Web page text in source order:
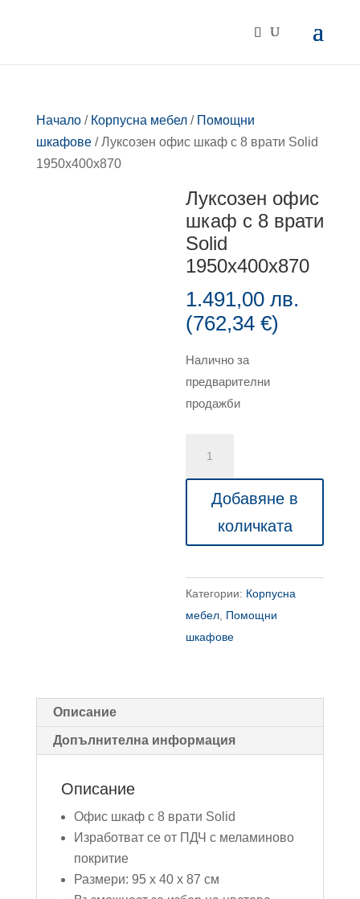
Начало/ Корпусна мебел/ Помощни
шкафове/ Луксозен офис шкаф с 8 врати Solid
1950x400x870
Луксозен офис
шкаф с 8 врати
Solid
1950x400x870
1.491,00лв.
(762,34€)
Налично за
предварителни
продажби
офис
шкаф
8
врати
Solid
1950x400x870
Добавяне в
количката
Категории: Корпусна
мебел Помощни
шкафове
Описание
Допълнителна информация
Описание
Офис шкаф с 8 врати Solid
Изработват се от ПДЧ с меламиново
покритие
Размери: 95 x 40 x 87 см